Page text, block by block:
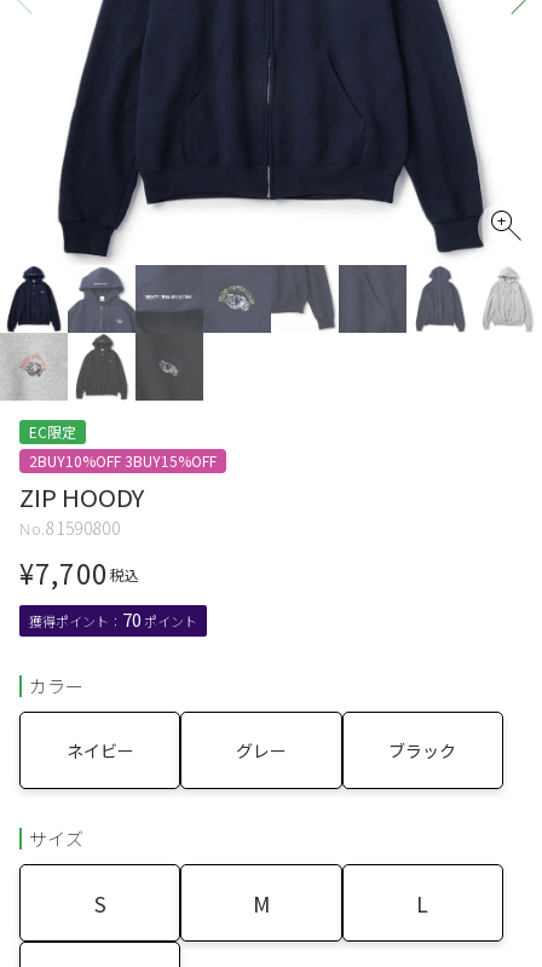
ファッショングッズ
レイングッズ
レイングッズ
EC限定
2BUY10%OFF 3BUY15%OFF
ZIP HOODY
81590800
¥7,700 税込
70
カラー
ネイビー グレー ブラック
サイズ
S M L